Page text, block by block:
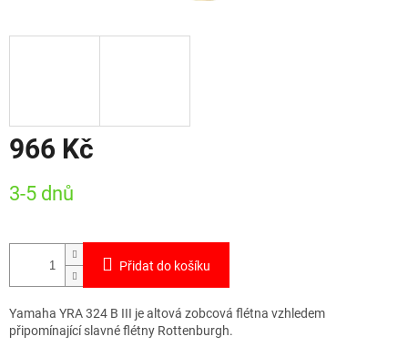
966 Kč
cena:
3-5 dnů
Přidat do košíku
Yamaha YRA 324 B III je altová zobcová flétna vzhledem
připomínající slavné flétny Rottenburgh.